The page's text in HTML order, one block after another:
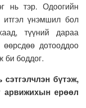
нь тэр. Одоогийн
үнэмшил бол
түүний дараа
өөрсдөө дотооддоо
би боддог.
сэтгэлчлэн бүтэж,
арвижихын ерөөл